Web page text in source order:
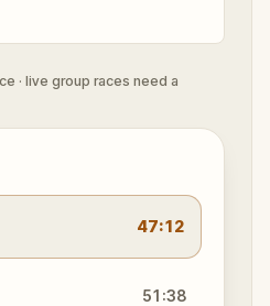
· live group races need a
47:12
51:38